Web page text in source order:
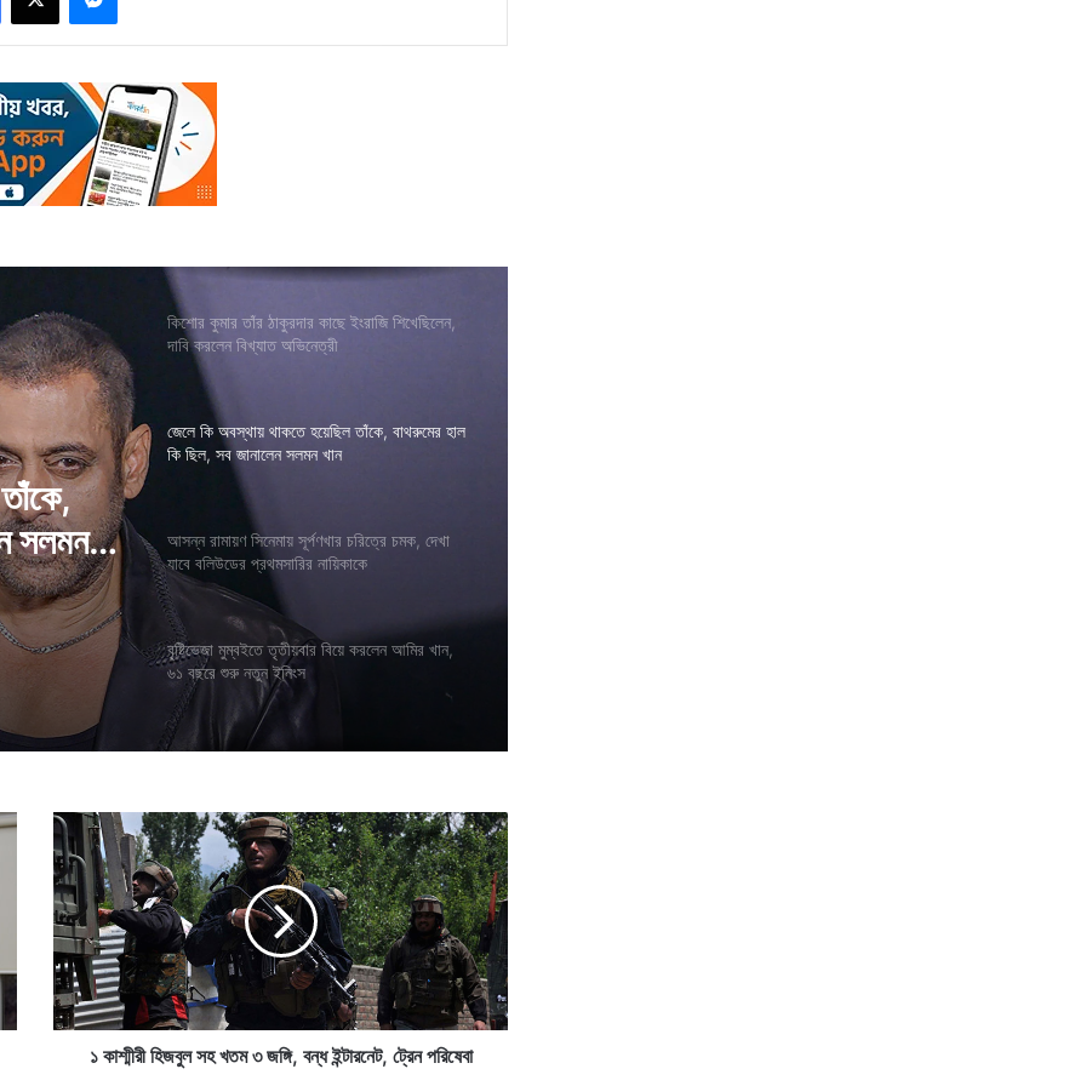
কিশোর কুমার তাঁর ঠাকুরদার কাছে ইংরাজি শিখেছিলেন,
দাবি করলেন বিখ্যাত অভিনেত্রী
জেলে কি অবস্থায় থাকতে হয়েছিল তাঁকে, বাথরুমের হাল
কি ছিল, সব জানালেন সলমন খান
আসন্ন রামায়ণ সিনেমায় সূর্পণখার চরিত্রে চমক, দেখা
যাবে বলিউডের প্রথমসারির নায়িকাকে
বৃষ্টিভেজা মুম্বইতে তৃতীয়বার বিয়ে করলেন আমির খান,
৬১ বছরে শুরু নতুন ইনিংস
১
কা
শ্মী
রী
হি
জ
বু
ল
স
১ কাশ্মীরী হিজবুল সহ খতম ৩ জঙ্গি, বন্ধ ইন্টারনেট, ট্রেন পরিষেবা